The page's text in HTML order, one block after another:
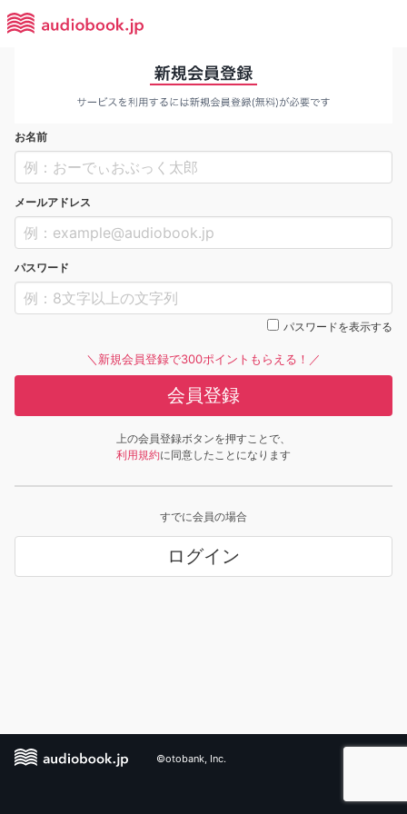
お名前
メールアドレス
パスワード
パスワードを表示する
＼新規会員登録で300ポイントもらえる！／
会員登録
上の会員登録ボタンを押すことで、
利用規約に同意したことになります
すでに会員の場合
ログイン
©otobank, Inc.